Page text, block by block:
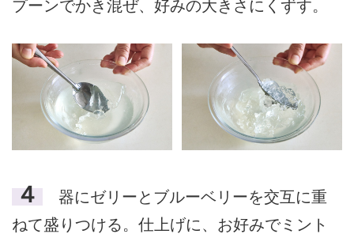
プーンでかき混ぜ、好みの大きさにくずす。
４
器にゼリーとブルーベリーを交互に重
ねて盛りつける。仕上げに、お好みでミント